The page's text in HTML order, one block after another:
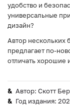
удобство и
универсальные
дизайн?
Автор нескольких
предлагает по-
отличать хорошие
Автор: Скотт
Год издания: